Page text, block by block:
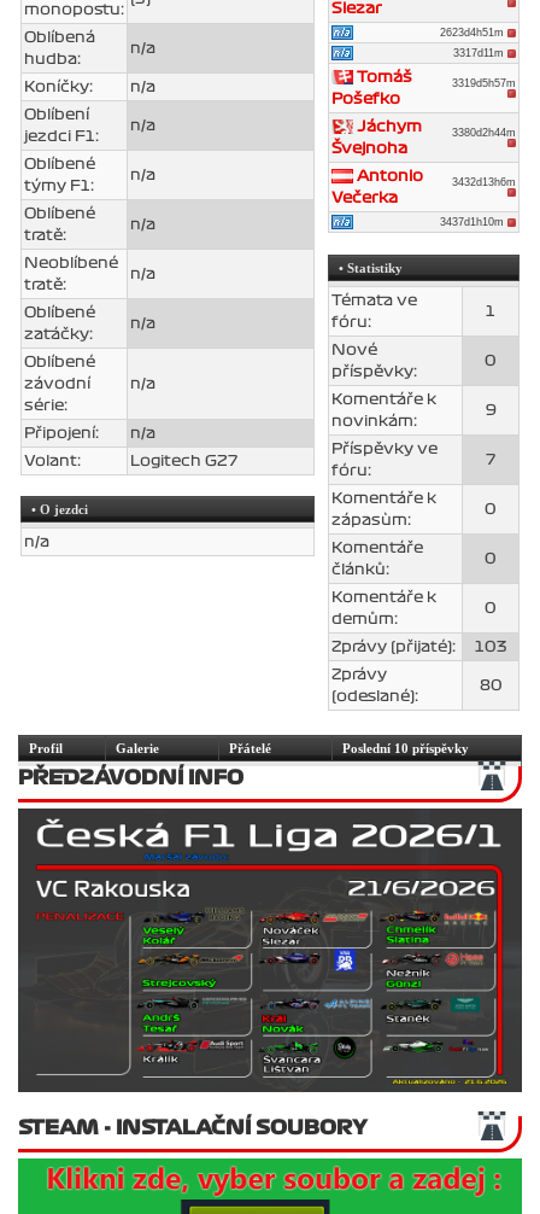
monopostu:
Oblíbená
hudba:
n/a
Koníčky:
n/a
Oblíbení
jezdci F1:
n/a
Oblíbené
týmy F1:
n/a
Oblíbené
tratě:
n/a
Neoblíbené
tratě:
n/a
Oblíbené
zatáčky:
n/a
Oblíbené
závodní
série:
n/a
Připojení:
n/a
Volant:
Logitech G27
• O jezdci
n/a
Slezar
2623d4h51m
3317d11m
Tomáš
Pošefko
3319d5h57m
Jáchym
Švejnoha
3380d2h44m
Antonio
Večerka
3432d13h6m
3437d1h10m
• Statistiky
Témata ve
fóru:
1
Nové
příspěvky:
0
Komentáře k
novinkám:
9
Příspěvky ve
fóru:
7
Komentáře k
zápasùm:
0
Komentáře
článků:
0
Komentáře k
demům:
0
Zprávy (přijaté):
103
Zprávy
(odeslané):
80
Profil Galerie Přátelé Poslední 10 příspěvky
PŘEDZÁVODNÍ INFO
STEAM - INSTALAČNÍ SOUBORY